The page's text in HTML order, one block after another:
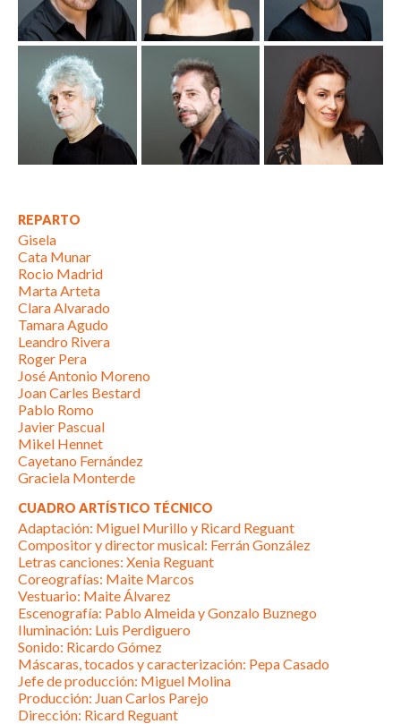
REPARTO
Gisela
Cata Munar
Rocio Madrid
Marta Arteta
Clara Alvarado
Tamara Agudo
Leandro Rivera
Roger Pera
José Antonio Moreno
Joan Carles Bestard
Pablo Romo
Javier Pascual
Mikel Hennet
Cayetano Fernández
Graciela Monterde
CUADRO ARTÍSTICO TÉCNICO
Adaptación: Miguel Murillo y Ricard Reguant
Compositor y director musical: Ferrán González
Letras canciones: Xenia Reguant
Coreografías: Maite Marcos
Vestuario: Maite Álvarez
Escenografía: Pablo Almeida y Gonzalo Buznego
Iluminación: Luis Perdiguero
Sonido: Ricardo Gómez
Máscaras, tocados y caracterización: Pepa Casado
Jefe de producción: Miguel Molina
Producción: Juan Carlos Parejo
Dirección: Ricard Reguant